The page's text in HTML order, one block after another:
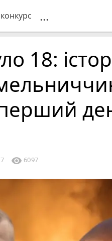
...
18:
перший
7 visibility 6097